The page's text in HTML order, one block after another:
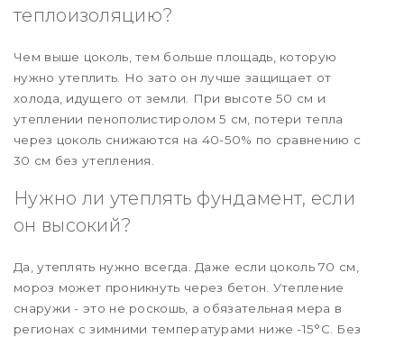
теплоизоляцию?
Чем выше цоколь, тем больше площадь, которую
нужно утеплить. Но зато он лучше защищает от
холода, идущего от земли. При высоте 50 см и
утеплении пенополистиролом 5 см, потери тепла
через цоколь снижаются на 40-50% по сравнению с
30 см без утепления.
Нужно ли утеплять фундамент, если
он высокий?
Да, утеплять нужно всегда. Даже если цоколь 70 см,
мороз может проникнуть через бетон. Утепление
снаружи - это не роскошь, а обязательная мера в
регионах с зимними температурами ниже -15°C. Без